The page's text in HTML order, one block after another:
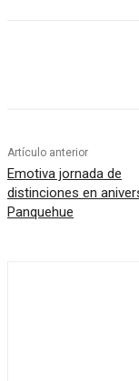
Artículo anterior
Emotiva jornada de
distinciones en
Panquehue